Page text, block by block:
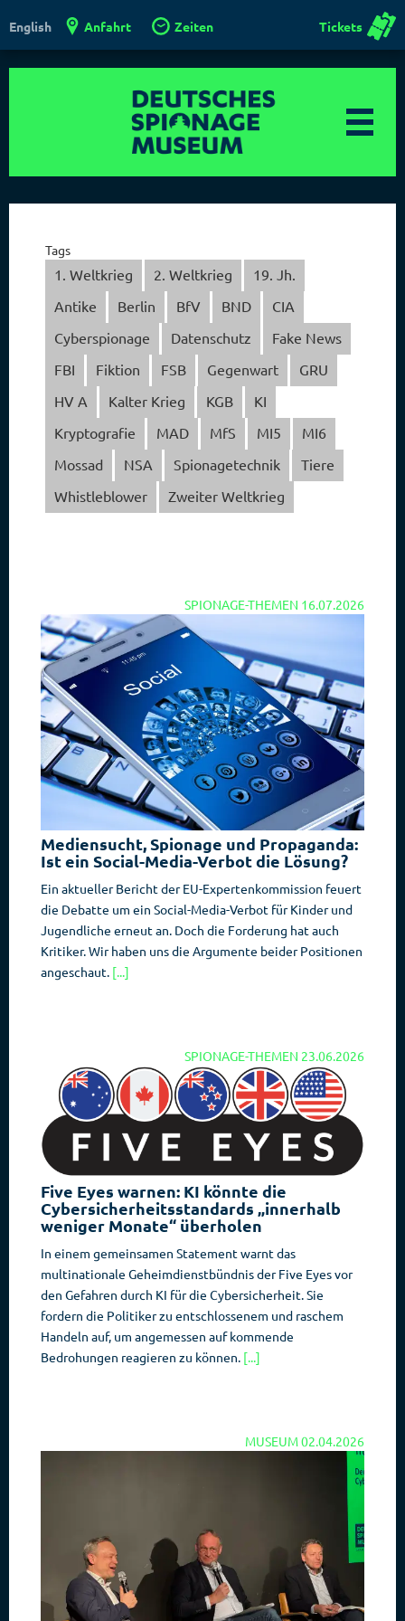
English Anfahrt Zeiten Tickets
Tags
1. Weltkrieg 2. Weltkrieg
19. Jh.
Antike
Berlin BfV BND
CIA
Cyberspionage
Datenschutz
Fake News
FBI
Fiktion FSB Gegenwart
GRU
HV A
Kalter Krieg KGB
KI
Kryptografie
MAD MfS MI5
MI6
Mossad
NSA Spionagetechnik
Tiere
Whistleblower
Zweiter Weltkrieg
SPIONAGE-THEMEN 16.07.2026
Mediensucht, Spionage und Propaganda:
Ist ein Social-Media-Verbot die Lösung?
Ein aktueller Bericht der EU-Expertenkommission feuert
die Debatte um ein Social-Media-Verbot für Kinder und
Jugendliche erneut an. Doch die Forderung hat auch
Kritiker. Wir haben uns die Argumente beider Positionen
angeschaut. [...]
SPIONAGE-THEMEN 23.06.2026
Five Eyes warnen: KI könnte die
Cybersicherheitsstandards „innerhalb
weniger Monate“ überholen
In einem gemeinsamen Statement warnt das
multinationale Geheimdienstbündnis der Five Eyes vor
den Gefahren durch KI für die Cybersicherheit. Sie
fordern die Politiker zu entschlossenem und raschem
Handeln auf, um angemessen auf kommende
Bedrohungen reagieren zu können. [...]
MUSEUM02.04.2026